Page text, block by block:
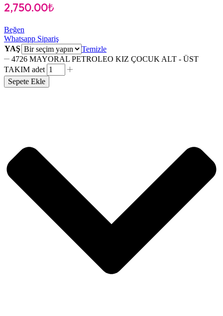
2,750.00₺
Beğen
Whatsapp Sipariş
YAŞ
Temizle
4726 MAYORAL PETROLEO KIZ ÇOCUK ALT - ÜST
TAKIM adet
Sepete Ekle